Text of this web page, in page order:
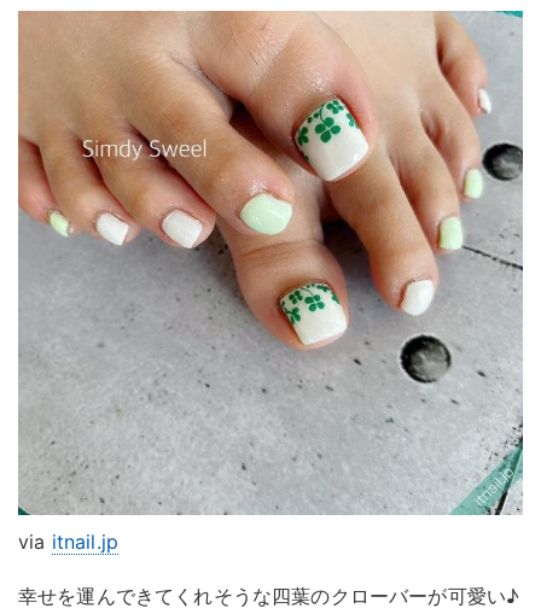
via itnail.jp
幸せを運んできてくれそうな四葉のクローバーが可愛い♪